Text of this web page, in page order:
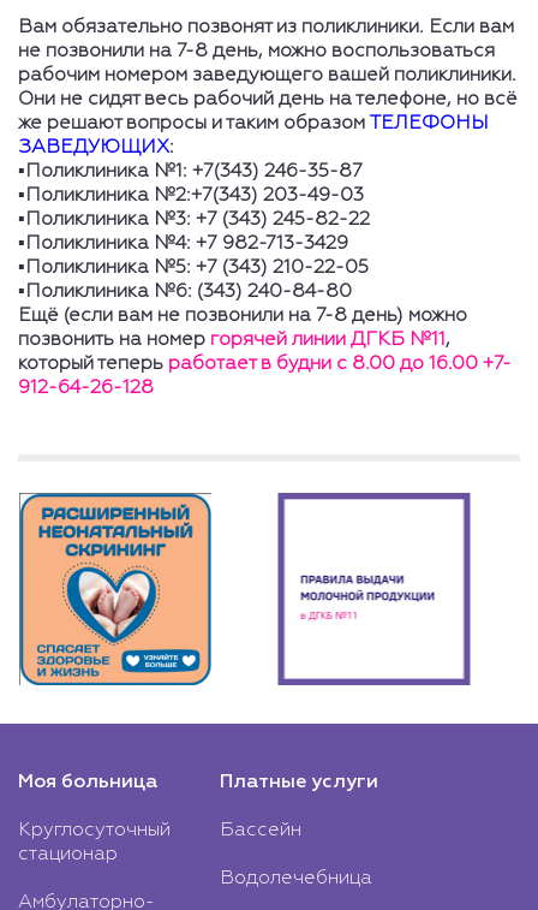
Вам обязательно позвонят из поликлиники. Если вам
не позвонили на 7-8 день, можно воспользоваться
рабочим номером заведующего вашей поликлиники.
Они не сидят весь рабочий день на телефоне, но всё
же решают вопросы и таким образом
ТЕЛЕФОНЫ
ЗАВЕДУЮЩИХ:
▪️Поликлиника №1: +7(343) 246-35-87
▪️Поликлиника №2:+7(343) 203-49-03
▪️Поликлиника №3: +7 (343) 245-82-22
▪️Поликлиника №4: +7 982-713-3429
▪️Поликлиника №5: +7 (343) 210-22-05
▪️Поликлиника №6: (343) 240-84-80
Ещё (если вам не позвонили на 7-8 день) можно
позвонить на номер горячей линии ДГКБ №11 ,
который теперь работает в будни с 8.00 до 16.00 +7-
912-64-26-128
Моя больница
Круглосуточный
стационар
Амбулаторно-
Платные услуги
Бассейн
Водолечебница